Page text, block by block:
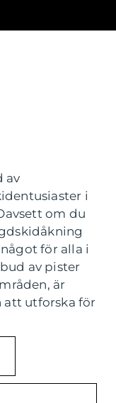
av
i
om du
för alla i
av pister
är
att utforska för